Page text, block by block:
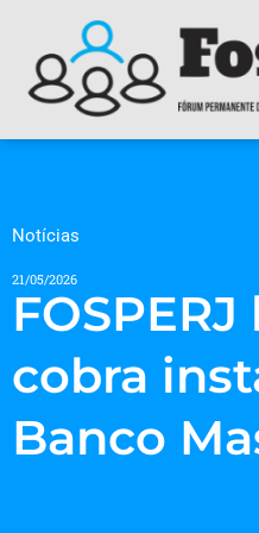
Notícias
21/05/2026
cobra
Banco